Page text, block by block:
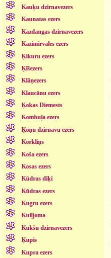
Kauķu dzirnavezers
Kaunatas ezers
Kazdangas dzirnavezers
Kazimirvāles ezers
Ķikuru ezers
Ķīšezers
Klāņezers
Klaucānu ezers
Ķokas Diemests
Kombuļa ezers
Ķoņu dzirnavu ezers
Korkliņs
Koša ezers
Kosas ezers
Kūdras dīķi
Kūdras ezers
Kugru ezers
Kuiļjoma
Kukšu dzirnavezers
Ķupis
Kupra ezers